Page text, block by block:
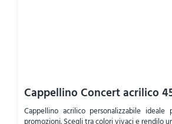
Cappellino Concert acrilico
Cappellino acrilico personalizzabile